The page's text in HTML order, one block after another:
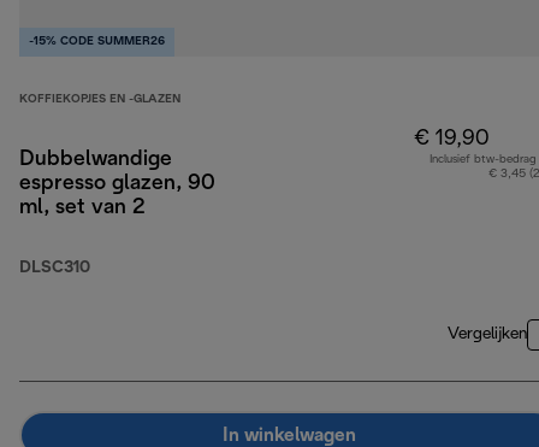
-15% CODE SUMMER26
KOFFIEKOPJES EN -GLAZEN
Dubbelwandige
espresso glazen, 90
ml, set van 2
DLSC310
€ 19,90
Inclusief btw-bedrag
€ 3,45
Vergelijken
In winkelwagen